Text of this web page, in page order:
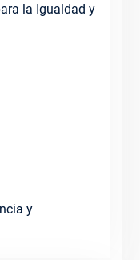
la Igualdad y
y